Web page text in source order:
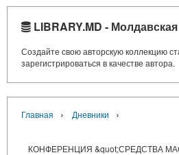
LIBRARY.MD -
Создайте свою авторскую коллекцию
зарегистрироваться в качестве автора.
Главная › Дневники ›
КОНФЕРЕНЦИЯ &quot;СРЕДСТВА